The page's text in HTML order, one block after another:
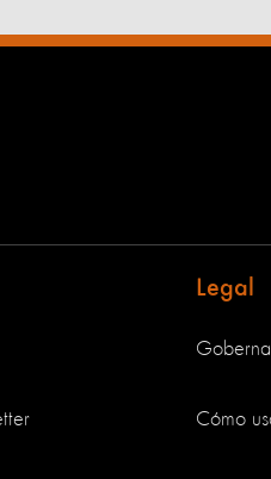
Legal
Cómo